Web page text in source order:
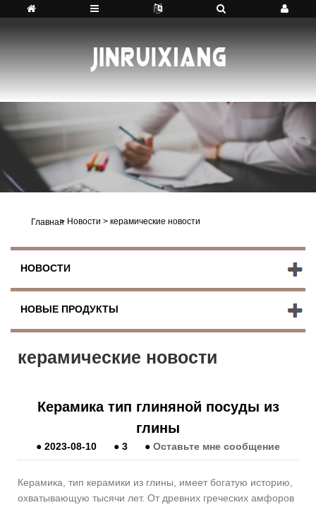
Главная
> Новости > керамические новости
НОВОСТИ
НОВЫЕ ПРОДУКТЫ
керамические новости
Керамика тип глиняной посуды из
глины
● 2023-08-10 ● 3 ● Оставьте мне сообщение
Керамика, тип керамики из глины, имеет богатую историю,
охватывающую тысячи лет. От древних греческих амфоров